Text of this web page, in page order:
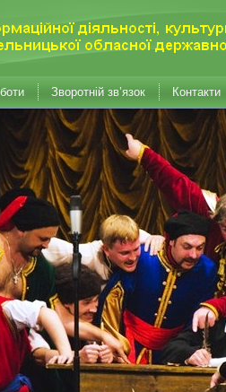
Зворотній зв’язок Контакти